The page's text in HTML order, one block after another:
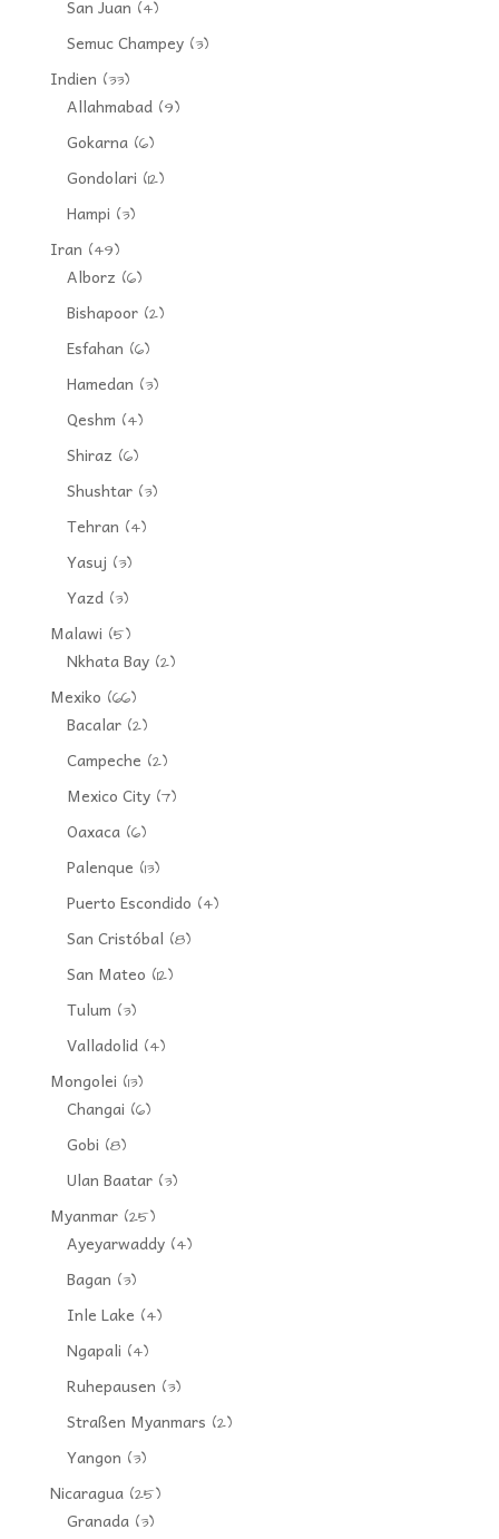
San Juan (4)
Semuc Champey(3)
Indien (33)
Allahmabad(9)
Gokarna(6)
Gondolari (12)
Hampi (3)
Iran (49)
Alborz (6)
Bishapoor(2)
Esfahan (6)
Hamedan (3)
Qeshm (4)
Shiraz (6)
Shushtar(3)
Tehran (4)
Yasuj (3)
Yazd(3)
Malawi (5)
Nkhata Bay(2)
Mexiko (66)
Bacalar(2)
Campeche (2)
Mexico City(7)
Oaxaca(6)
Palenque (13)
Puerto Escondido (4)
San Cristóbal (8)
San Mateo (12)
Tulum (3)
Valladolid(4)
Mongolei (13)
Changai (6)
Gobi (8)
Ulan Baatar(3)
Myanmar(25)
Ayeyarwaddy(4)
Bagan (3)
Inle Lake (4)
Ngapali (4)
Ruhepausen (3)
Straßen Myanmars (2)
Yangon (3)
Nicaragua(25)
Granada(3)